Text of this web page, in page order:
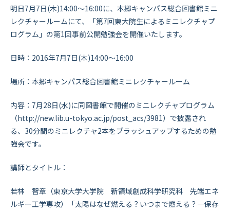
明日7月7日(木)14:00～16:00に、本郷キャンパス総合図書館ミニ
レクチャールームにて、「第7回東大院生によるミニレクチャプ
ログラム」の第1回事前公開勉強会を開催いたします。
日時：2016年7月7日(木)14:00～16:00
場所：本郷キャンパス総合図書館ミニレクチャールーム
内容：7月28日(水)に同図書館で開催のミニレクチャプログラム
（http://new.lib.u-tokyo.ac.jp/post_acs/3981）で披露され
る、30分間のミニレクチャ2本をブラッシュアップするための勉
強会です。
講師とタイトル：
若林 智章（東京大学大学院 新領域創成科学研究科 先端エネ
ルギー工学専攻）「太陽はなぜ燃える？いつまで燃える？―保存